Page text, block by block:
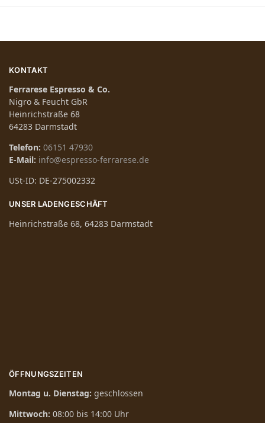
KONTAKT
Ferrarese Espresso & Co.
Nigro & Feucht GbR
Heinrichstraße 68
64283 Darmstadt
Telefon: 06151 47930
E-Mail: info@espresso-ferrarese.de
USt-ID: DE-275002332
UNSER LADENGESCHÄFT
Heinrichstraße 68, 64283 Darmstadt
ÖFFNUNGSZEITEN
Montag u. Dienstag: geschlossen
Mittwoch: 08:00 bis 14:00 Uhr